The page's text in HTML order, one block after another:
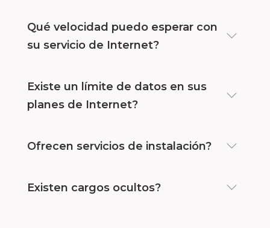
Qué velocidad puedo esperar con
su servicio de Internet?
Existe un límite de datos en sus
planes de Internet?
Ofrecen servicios de instalación?
Existen cargos ocultos?